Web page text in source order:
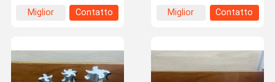
Miglior
Contatto
Miglior
Contatto